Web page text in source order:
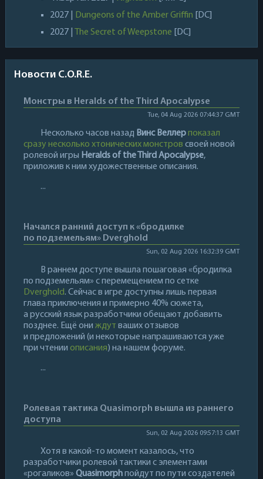
2027 |
Dungeons of the Amber Griffin
[DC]
2027 |
The Secret of Weepstone [DC]
Новости C.O.R.E.
Монстры в Heralds of the Third Apocalypse
Tue, 04 Aug 2026 07:44:37 GMT
Несколько часов назад Винс Веллер показал
сразу несколько хтонических монстров своей новой
ролевой игры Heralds of the Third Apocalypse,
приложив к ним художественные описания.
...
Начался ранний доступ к «бродилке
по подземельям» Dverghold
Sun, 02 Aug 2026 16:32:39 GMT
В раннем доступе вышла пошаговая «бродилка
по подземельям» с перемещением по сетке
Dverghold. Сейчас в игре доступны лишь первая
глава приключения и примерно 40% сюжета,
а русский язык разработчики обещают добавить
позднее. Ещё они ждут ваших отзывов
и предложений (и некоторые напрашиваются уже
при чтении описания) на нашем форуме.
...
Ролевая тактика Quasimorph вышла из раннего
доступа
Sun, 02 Aug 2026 09:57:13 GMT
Хотя в какой-то момент казалось, что
разработчики ролевой тактики с элементами
«рогаликов» Quasimorphпойдут по пути создателей